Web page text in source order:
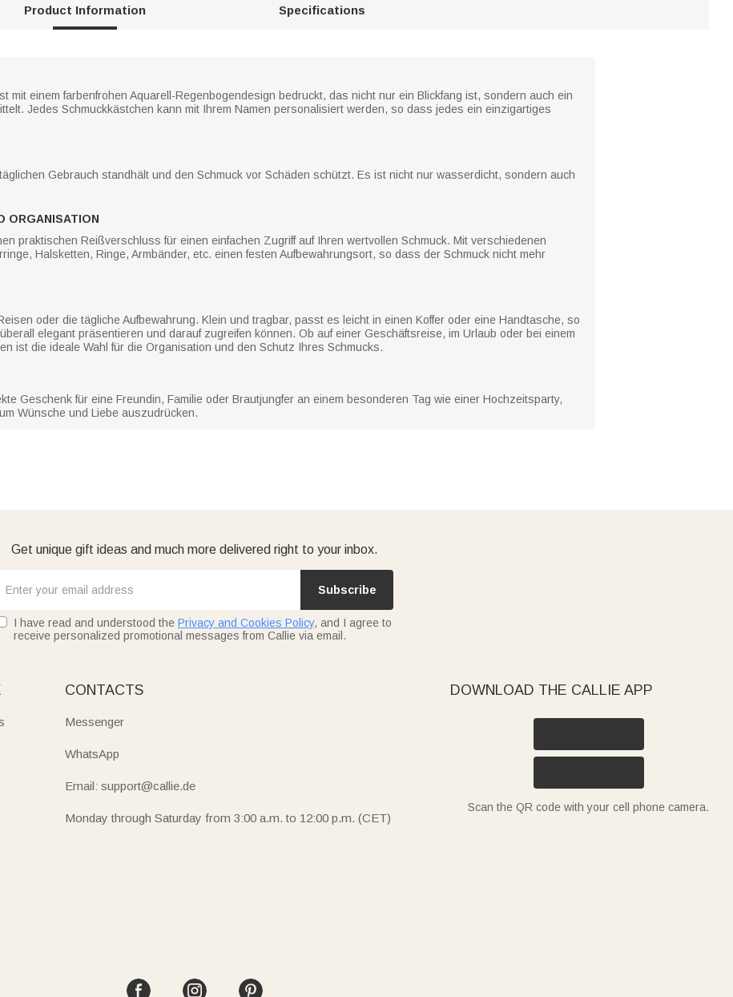
Product Information Specifications
mit einem farbenfrohen Aquarell-Regenbogendesign bedruckt, das nicht nur ein Blickfang ist, sondern auch ein
Jedes Schmuckkästchen kann mit Ihrem Namen personalisiert werden, so dass jedes ein einzigartiges
Gebrauch standhält und den Schmuck vor Schäden schützt. Es ist nicht nur wasserdicht, sondern auch
ORGANISATION
praktischen Reißverschluss für einen einfachen Zugriff auf Ihren wertvollen Schmuck. Mit verschiedenen
Halsketten, Ringe, Armbänder, etc. einen festen Aufbewahrungsort, so dass der Schmuck nicht mehr
oder die tägliche Aufbewahrung. Klein und tragbar, passt es leicht in einen Koffer oder eine Handtasche, so
elegant präsentieren und darauf zugreifen können. Ob auf einer Geschäftsreise, im Urlaub oder bei einem
ist die ideale Wahl für die Organisation und den Schutz Ihres Schmucks.
Geschenk für eine Freundin, Familie oder Brautjungfer an einem besonderen Tag wie einer Hochzeitsparty,
Wünsche und Liebe auszudrücken.
Get unique gift ideas and much more delivered right to your inbox.
Subscribe
I have read and understood the Privacy and Cookies Policy, and I agree to
receive personalized promotional messages from Callie via email.
CONTACTS
Messenger
WhatsApp
Email: support@callie.de
Monday through Saturday from 3:00 a.m. to 12:00 p.m. (CET)
DOWNLOAD THE CALLIE APP
Scan the QR code with your cell phone camera.